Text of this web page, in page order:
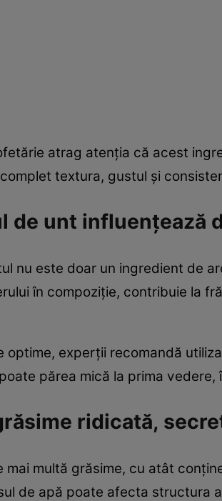
atrag atenția că acest
textura, gustul și
de unt influențează
nu este doar un ingredient de
în compoziție, contribuie la
optime, experții recomandă
părea mică la prima
ridicată,
mai multă grăsime, cu atât
de apă poate afecta structura